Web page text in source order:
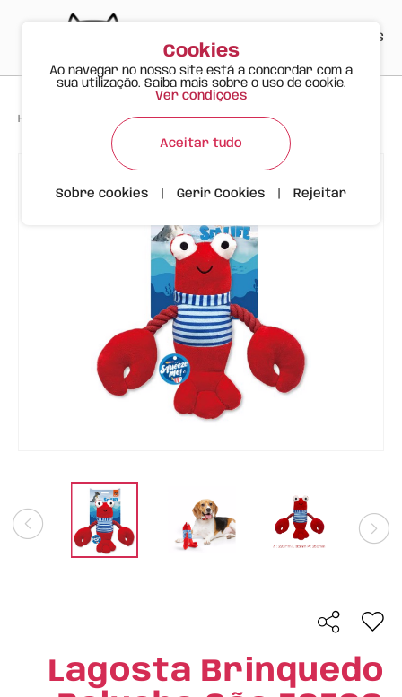
ES
Happy Meow Produtos > > Lagosta Brinquedo Peluche Cão FOFOS
Lagosta Brinquedo
Cookies
Ao navegar no nosso site está a concordar com a
sua utilização. Saiba mais sobre o uso de cookie.
Ver condições
Aceitar tudo
Sobre cookies Gerir Cookies Rejeitar